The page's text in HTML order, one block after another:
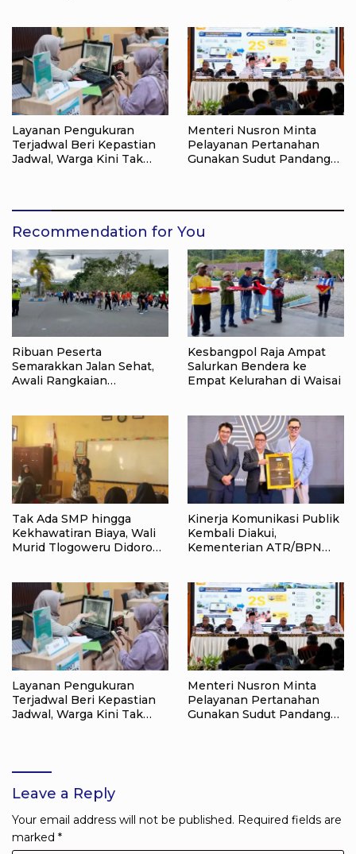
Layanan Pengukuran
Terjadwal Beri Kepastian
Jadwal, Warga Kini Tak
Menteri Nusron Minta
Pelayanan Pertanahan
Gunakan Sudut Pandang
Recommendation for You
Ribuan Peserta
Semarakkan Jalan Sehat,
Awali Rangkaian
Ampat
Kesbangpol Raja Ampat
Salurkan Bendera ke
Empat Kelurahan di Waisai
Tak Ada SMP hingga
Kekhawatiran Biaya, Wali
Murid Tlogoweru Didorong
Kinerja Komunikasi Publik
Kembali Diakui,
Kementerian ATR/BPN
Layanan Pengukuran
Terjadwal Beri Kepastian
Jadwal, Warga Kini Tak
Menteri Nusron Minta
Pelayanan Pertanahan
Gunakan Sudut Pandang
Leave a Reply
Your email address will not be published. Required fields are
marked *